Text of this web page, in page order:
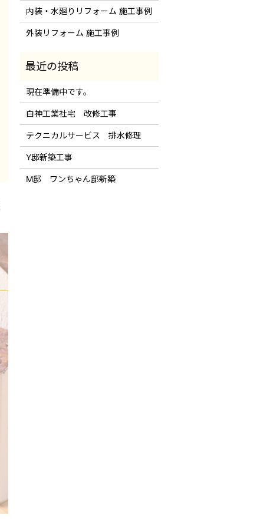
内装・水廻りリフォーム 施工事例
外装リフォーム 施工事例
現在準備中です。
白神工業社宅 改修工事
テクニカルサービス 排水修理
Y邸新築工事
M邸 ワンちゃん邸新築